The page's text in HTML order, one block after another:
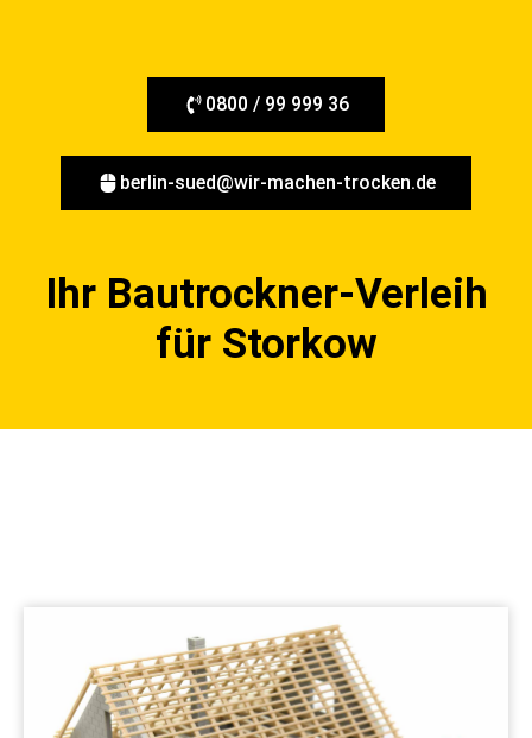
0800 / 99 999 36
berlin-sued@wir-machen-trocken.de
Ihr Bautrockner-Verleih
für Storkow